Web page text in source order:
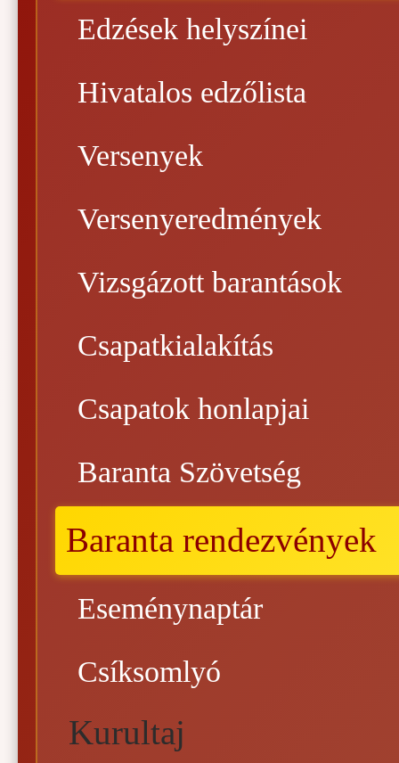
Edzések helyszínei
Hivatalos edzőlista
Versenyek
Versenyeredmények
Vizsgázott barantások
Csapatkialakítás
Csapatok honlapjai
Baranta Szövetség
Baranta rendezvények
Eseménynaptár
Csíksomlyó
Kurultaj